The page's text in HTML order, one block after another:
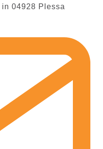
04928 Plessa